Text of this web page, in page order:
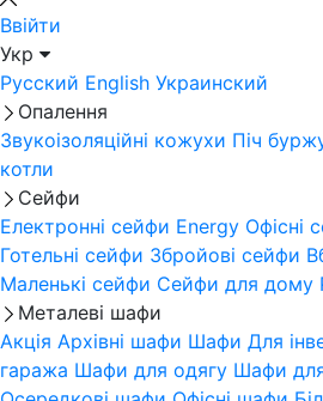
Ввійти
Укр
Русский English Украинский
Опалення
Звукоізоляційні кожухи Піч
котли
Сейфи
Електронні сейфи Energy Офісні
Готельні сейфи Збройові сейфи
Маленькі сейфи Сейфи для дому
Металеві шафи
Акція Архівні шафи Шафи Для
гаража Шафи для одягу Шафи